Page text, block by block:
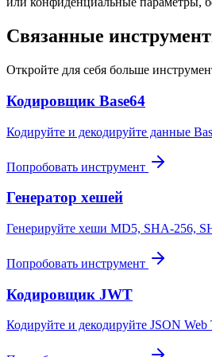
Связанные
Откройте для себя больше
Кодировщик Base64
Кодируйте и декодируйте данные
Попробовать инструмент
Генератор хешей
Генерируйте хеши MD5, SHA-256,
Попробовать инструмент
Кодировщик JWT
Кодируйте и декодируйте JSON Web